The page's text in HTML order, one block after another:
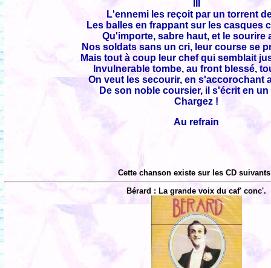
L'ennemi les reçoit par un torrent
Les balles en frappant sur les casques
Qu'importe, sabre haut, et le sourire
Nos soldats sans un cri, leur course se
Mais tout à coup leur chef qui semblait
Invulnerable tombe, au front blessé,
On veut les secourir, en s'accorochant
De son noble coursier, il s'écrit en un
Chargez !
Au refrain
Cette chanson existe sur les CD
Bérard : La grande voix du caf' conc'.